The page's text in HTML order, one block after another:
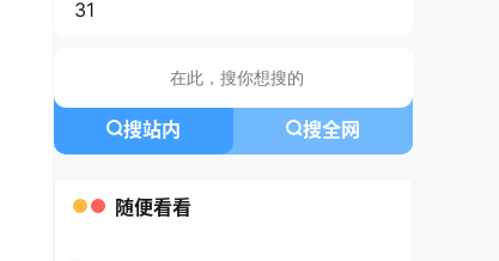
31
搜站内 搜全网
随便看看